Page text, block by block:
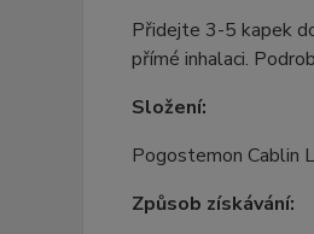
Přidejte 3-5 kapek
přímé inhalaci.
Složení:
Pogostemon Cablin
Způsob získávání: